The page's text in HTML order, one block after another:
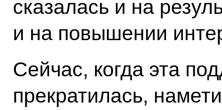
сказалась и на
и на повышении
Сейчас, когда эта
прекратилась,